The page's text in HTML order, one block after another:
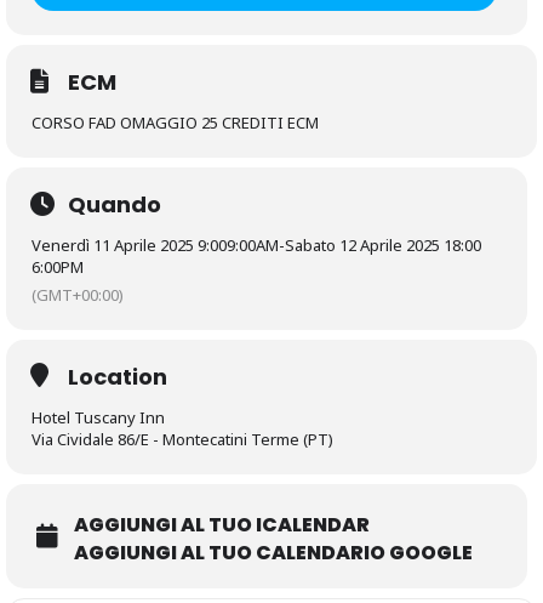
ECM
CORSO FAD OMAGGIO 25 CREDITI ECM
Quando
Venerdì 11 Aprile 2025 9:009:00AM-Sabato 12 Aprile 2025 18:00
6:00PM
(GMT+00:00)
Location
Hotel Tuscany Inn
Via Cividale 86/E - Montecatini Terme (PT)
AGGIUNGI AL TUO ICALENDAR
AGGIUNGI AL TUO CALENDARIO GOOGLE